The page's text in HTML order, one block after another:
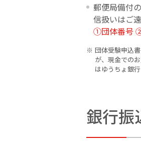
郵便局備付
信扱いはご
①団体番号
団体受験申込
が、現金での
はゆうちょ銀
銀行振